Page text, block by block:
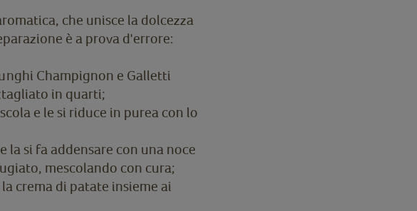
che unisce la dolcezza
è a prova d'errore:
Champignon e Galletti
in quarti;
e le si riduce in purea con lo
si fa addensare con una noce
mescolando con cura;
crema di patate insieme ai